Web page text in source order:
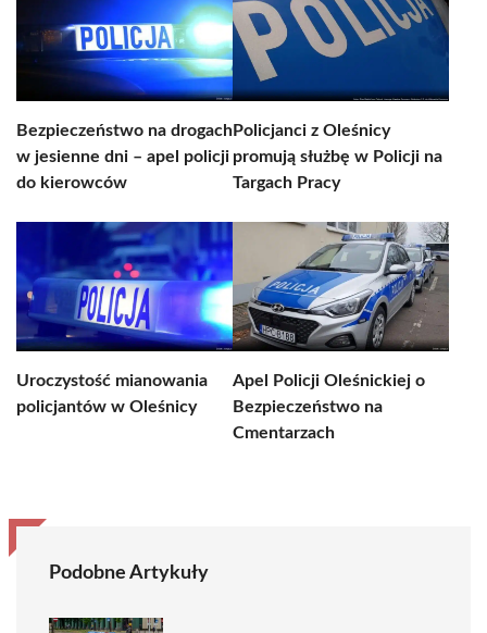
Bezpieczeństwo na drogach
w jesienne dni – apel policji
do kierowców
Policjanci z Oleśnicy
promują służbę w Policji na
Targach Pracy
Uroczystość mianowania
policjantów w Oleśnicy
Apel Policji Oleśnickiej o
Bezpieczeństwo na
Cmentarzach
Podobne Artykuły